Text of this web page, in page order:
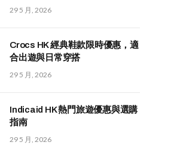
29 5 月, 2026
Crocs HK 經典鞋款限時優惠，適
合出遊與日常穿搭
29 5 月, 2026
Indicaid HK 熱門旅遊優惠與選購
指南
29 5 月, 2026